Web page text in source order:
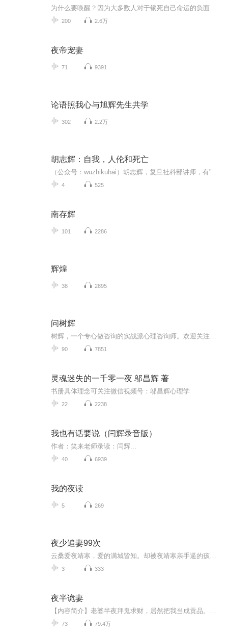
200 2.6万
夜帝宠妻
71 9391
论语照我心与旭辉先生共学
302 2.2万
胡志辉：自我，人伦和死亡
4 525
南存辉
101 2286
辉煌
38 2895
问树辉
90 7851
灵魂迷失的一千零一夜 邬昌辉 著
书册具体理念可关注微信视频号：邬昌辉心理学
22 2238
我也有话要说（闫辉录音版）
作者：笑来老师录读：闫辉...
40 6939
我的夜读
5 269
夜少追妻99次
3 333
夜半诡妻
73 79.4万